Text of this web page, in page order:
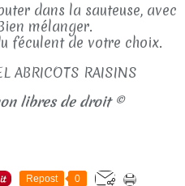
dans la sauteuse, avec
mélanger.
féculent de votre choix.
libres de droit ©
Repost 0